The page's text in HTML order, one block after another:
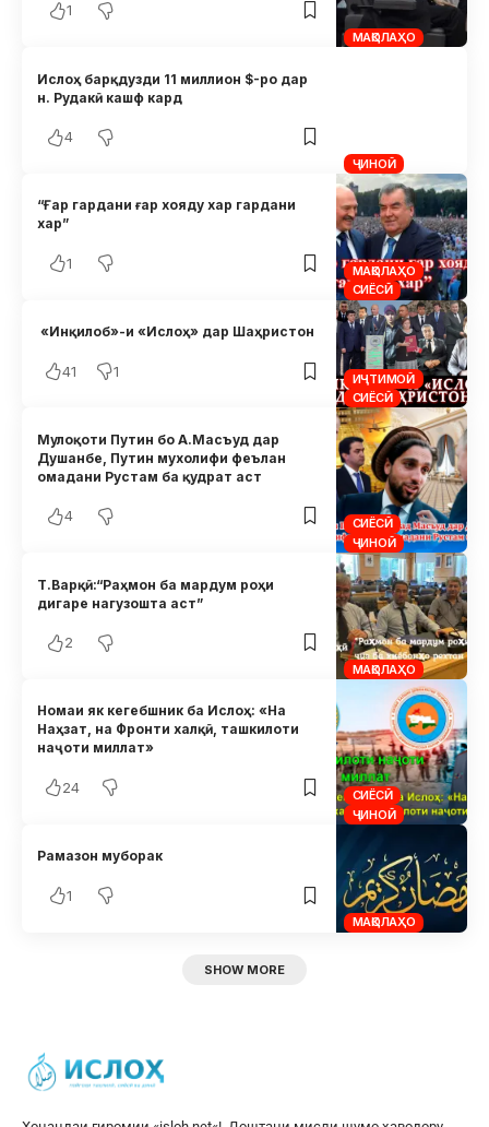
МАҚОЛАҲО
1
ҶИНОӢ
Ислоҳ барқдузди 11 миллион $-ро дар
н. Рудакӣ кашф кард
4
МАҚОЛАҲО
СИЁСӢ
“Ғар гардани ғар хояду хар гардани
хар”
1
ИҶТИМОӢ
СИЁСӢ
«Инқилоб»-и «Ислоҳ» дар Шаҳристон
41 1
СИЁСӢ
ҶИНОӢ
Мулоқоти Путин бо А.Масъуд дар
Душанбе, Путин мухолифи феълан
омадани Рустам ба қудрат аст
4
МАҚОЛАҲО
Т.Варқӣ:“Раҳмон ба мардум роҳи
дигаре нагузошта аст”
2
СИЁСӢ
ҶИНОӢ
Номаи як кегебшник ба Ислоҳ: «На
Наҳзат, на Фронти халқӣ, ташкилоти
наҷоти миллат»
24
МАҚОЛАҲО
Рамазон муборак
1
SHOW MORE